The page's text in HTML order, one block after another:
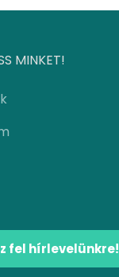
MINKET!
fel hírlevelünkre!